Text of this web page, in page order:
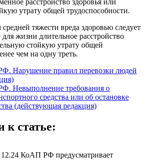
утрату общей трудоспособности.
тяжести вреда здоровью следует
жизни длительное расстройство
стойкую утрату общей
чем на одну треть.
Нарушение правил перевозки людей
Невыполнение требования о
средства или об остановке
(действующая редакция)
к статье:
КоАП РФ предусматривает